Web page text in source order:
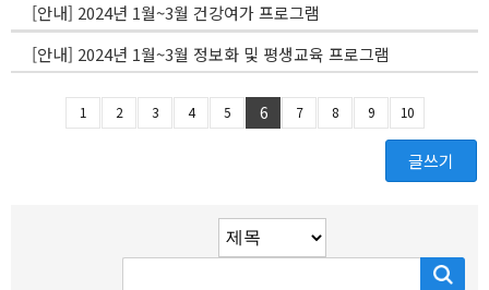
[안내] 2024년 1월~3월 건강여가 프로그램
[안내] 2024년 1월~3월 정보화 및 평생교육 프로그램
1 2 3 4 5 6 7 8 9 10
글쓰기